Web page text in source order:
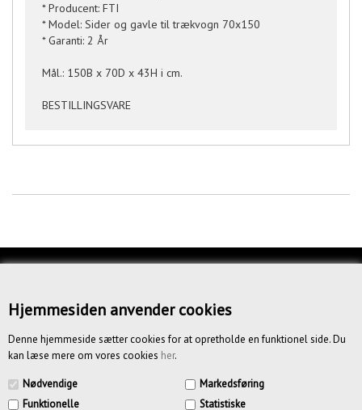
Hjemmesiden anvender cookies
Denne hjemmeside sætter cookies for at opretholde en funktionel side. Du
kan læse mere om vores cookies her.
Nødvendige
Markedsføring
Funktionelle
Statistiske
* Producent: FTI
* Model: Sider og gavle til trækvogn 70x150
* Garanti: 2 År
Mål.: 150B x 70D x 43H i cm.
BESTILLINGSVARE
OM OS
BETINGELSER